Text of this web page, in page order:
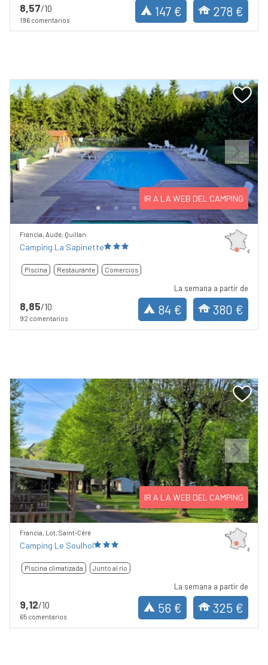
8,57/10
196 comentarios
147 € 278 €
Previous Next
IR A LA WEB DEL CAMPING
Francia, Aude, Quillan
Camping La Sapinette
Piscina Restaurante Comercios
8,85/10
92 comentarios
La semana a partir de
84 € 380 €
Previous Next
IR A LA WEB DEL CAMPING
Francia, Lot, Saint-Céré
Camping Le Soulhol
Piscina climatizada Junto al río
9,12/10
65 comentarios
La semana a partir de
56 € 325 €